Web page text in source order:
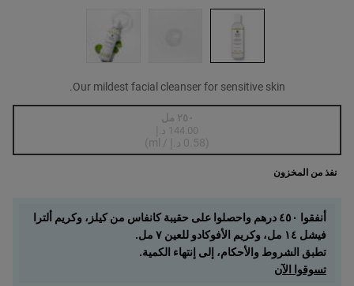
Our mildest facial cleanser for sensitive skin.
Selected
أنواع المنتج غير متوفرة في المخزون، {0}
٢٥٠ مل
144.00 د.إ
(0.58 د.إ / ml)
, 1 of 1
نفذ من المخزون
أنفقوا ٤٥٠ درهم واحصلوا على حقيبة كانفاس من كيلز، وكريم ألترا
فيشل ١٤ مل، وكريم الأفوكادو للعين ٧ مل.
تطبق الشروط والأحكام، إلى إنتهاء الكمية.
تسوقوا الآن